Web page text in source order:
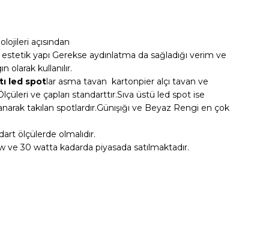
açısından
yapı Gerekse aydınlatma da sağladığı verim ve
kullanılır.
led spotlar asma tavan kartonpier alçı tavan ve
ve çapları standarttır.Sıva üstü led spot ise
takılan spotlardır.Günışığı ve Beyaz Rengi en çok
ölçülerde olmalıdır.
30 watta kadarda piyasada satılmaktadır.